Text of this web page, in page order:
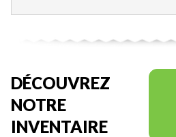
DÉCOUVREZ
NOTRE
INVENTAIRE